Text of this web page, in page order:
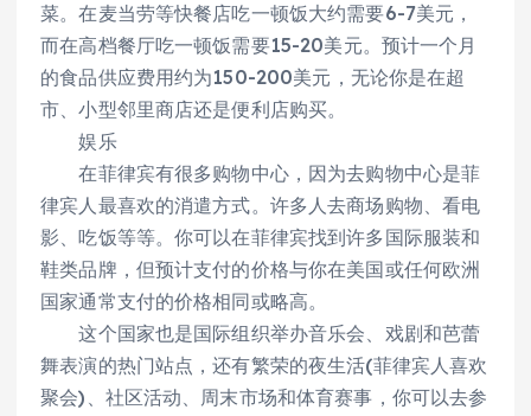
菜。在麦当劳等快餐店吃一顿饭大约需要6-7美元，
而在高档餐厅吃一顿饭需要15-20美元。预计一个月
的食品供应费用约为150-200美元，无论你是在超
市、小型邻里商店还是便利店购买。
娱乐
在菲律宾有很多购物中心，因为去购物中心是菲
律宾人最喜欢的消遣方式。许多人去商场购物、看电
影、吃饭等等。你可以在菲律宾找到许多国际服装和
鞋类品牌，但预计支付的价格与你在美国或任何欧洲
国家通常支付的价格相同或略高。
这个国家也是国际组织举办音乐会、戏剧和芭蕾
舞表演的热门站点，还有繁荣的夜生活(菲律宾人喜欢
聚会)、社区活动、周末市场和体育赛事，你可以去参